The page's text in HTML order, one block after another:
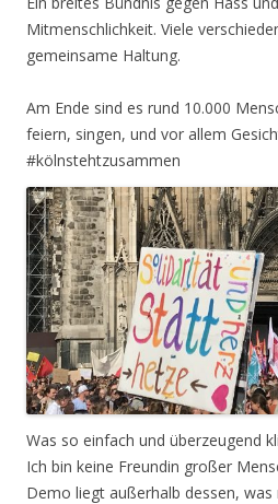
Mitmenschlichkeit. Viele
gemeinsame Haltung.
Am Ende sind es rund 10.000
feiern, singen, und vor allem
#kölnstehtzusammen
Was so einfach und überzeugend
Ich bin keine Freundin großer
Demo liegt außerhalb dessen, was